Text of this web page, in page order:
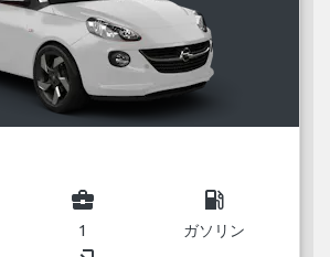
business_center
1
local_gas_station
ガソリン